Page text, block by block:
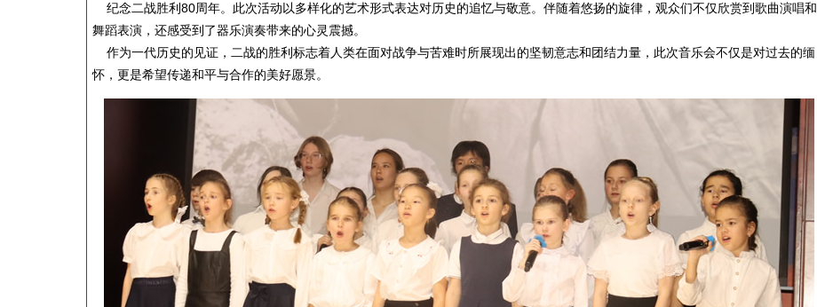
纪念二战胜利80周年。此次活动以多样化的艺术形式表达对历史的追忆与敬意。伴随着悠扬的旋律，观众们不仅欣赏到歌曲演唱和
舞蹈表演，还感受到了器乐演奏带来的心灵震撼。
作为一代历史的见证，二战的胜利标志着人类在面对战争与苦难时所展现出的坚韧意志和团结力量，此次音乐会不仅是对过去的缅
怀，更是希望传递和平与合作的美好愿景。